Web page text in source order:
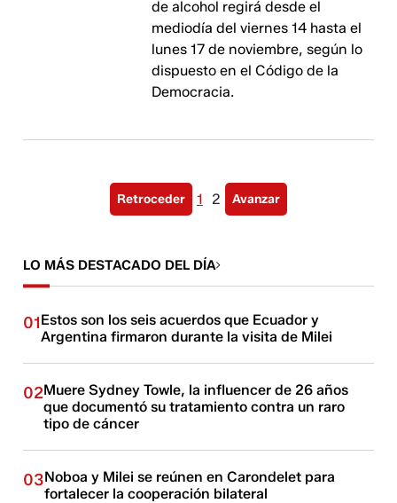
de alcohol regirá desde el
mediodía del viernes 14 hasta el
lunes 17 de noviembre, según lo
dispuesto en el Código de la
Democracia.
Retroceder 1 2 Avanzar
LO MÁS DESTACADO DEL DÍA
01Estos son los seis acuerdos que Ecuador y
Argentina firmaron durante la visita de Milei
02Muere Sydney Towle, la influencer de 26 años
que documentó su tratamiento contra un raro
tipo de cáncer
03Noboa y Milei se reúnen en Carondelet para
fortalecer la cooperación bilateral